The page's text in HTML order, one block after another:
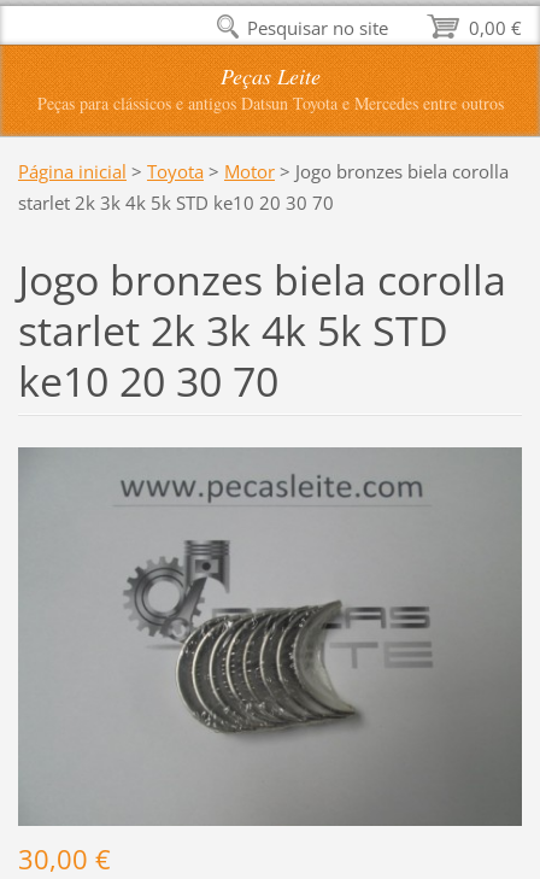
Peças Leite
Peças para clássicos e antigos Datsun Toyota e Mercedes entre outros
Página inicial > Toyota > Motor > Jogo bronzes biela corolla
starlet 2k 3k 4k 5k STD ke10 20 30 70
Jogo bronzes biela corolla
starlet 2k 3k 4k 5k STD
ke10 20 30 70
30,00 €
0,00 €
Pesquisar no site